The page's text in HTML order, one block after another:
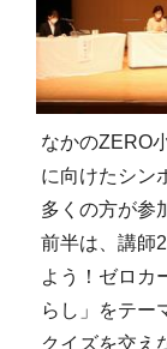
なかのZERO
に向けたシン
多くの方が参
前半は、講師
よう！ゼロカ
らし」をテー
クイズを交え